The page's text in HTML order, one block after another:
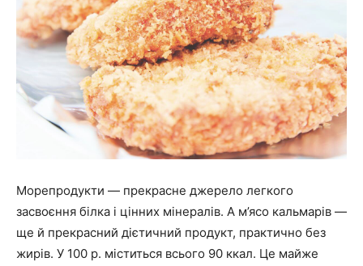
Морепродукти — прекрасне джерело легкого
засвоєння білка і цінних мінералів. А м’ясо кальмарів —
ще й прекрасний дієтичний продукт, практично без
жирів. У 100 р. міститься всього 90 ккал. Це майже